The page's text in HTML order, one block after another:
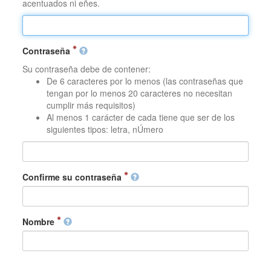
acentuados ni eñes.
Contraseña
Su contraseña debe de contener:
De 6 caracteres por lo menos (las contraseñas que
tengan por lo menos 20 caracteres no necesitan
cumplir más requisitos)
Al menos 1 carácter de cada tiene que ser de los
siguientes tipos: letra, nÚmero
Confirme su contraseña
Nombre